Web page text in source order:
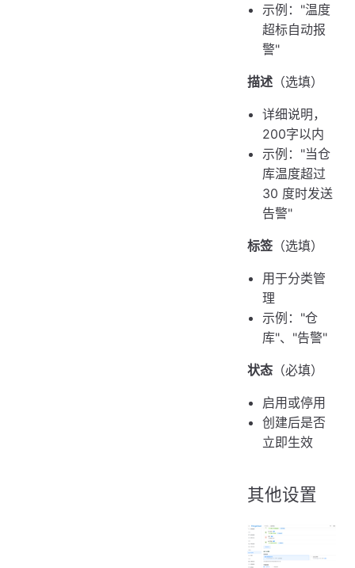
示例："温度
超标自动报
警"
描述 （选填）
详细说明，
200字以内
示例："当仓
库温度超过
30 度时发送
告警"
标签 （选填）
用于分类管
理
示例："仓
库"、"告警"
状态 （必填）
启用或停用
创建后是否
立即生效
其他设置